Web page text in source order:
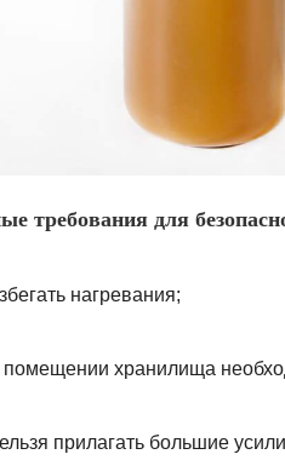
требования для
нагревания;
помещении хранилища
прилагать большие